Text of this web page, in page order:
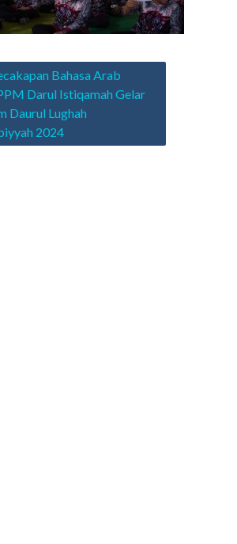
Bahasa Arab
Darul Istiqamah Gelar
Daurul Lughah
2024